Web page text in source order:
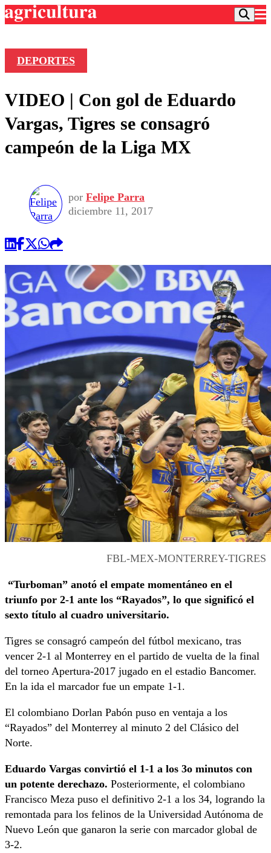
Frecuencias
Agricultura TV
Deportes
Colo Colo
Seleccion Chilena
Torneo Internacional
Entretención
Economía
Internacional
Publicaciones en medios
Opinión
DEPORTES
VIDEO | Con gol de Eduardo
Vargas, Tigres se consagró
campeón de la Liga MX
por Felipe Parra
diciembre 11, 2017
FBL-MEX-MONTERREY-TIGRES
“Turboman” anotó el empate momentáneo en el
triunfo por 2-1 ante los “Rayados”, lo que significó el
sexto título al cuadro universitario.
Tigres se consagró campeón del fútbol mexicano, tras
vencer 2-1 al Monterrey en el partido de vuelta de la final
del torneo Apertura-2017 jugado en el estadio Bancomer.
En la ida el marcador fue un empate 1-1.
El colombiano Dorlan Pabón puso en ventaja a los
“Rayados” del Monterrey al minuto 2 del Clásico del
Norte.
Eduardo Vargas convirtió el 1-1 a los 3o minutos con
un potente derechazo. Posteriormente, el colombiano
Francisco Meza puso el definitivo 2-1 a los 34, logrando la
remontada para los felinos de la Universidad Autónoma de
Nuevo León que ganaron la serie con marcador global de
3-2.